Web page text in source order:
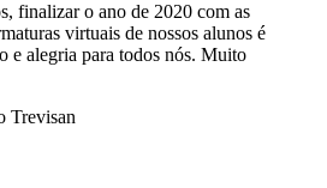
finalizar o ano de 2020 com as
virtuais de nossos alunos é
e alegria para todos nós. Muito
Trevisan